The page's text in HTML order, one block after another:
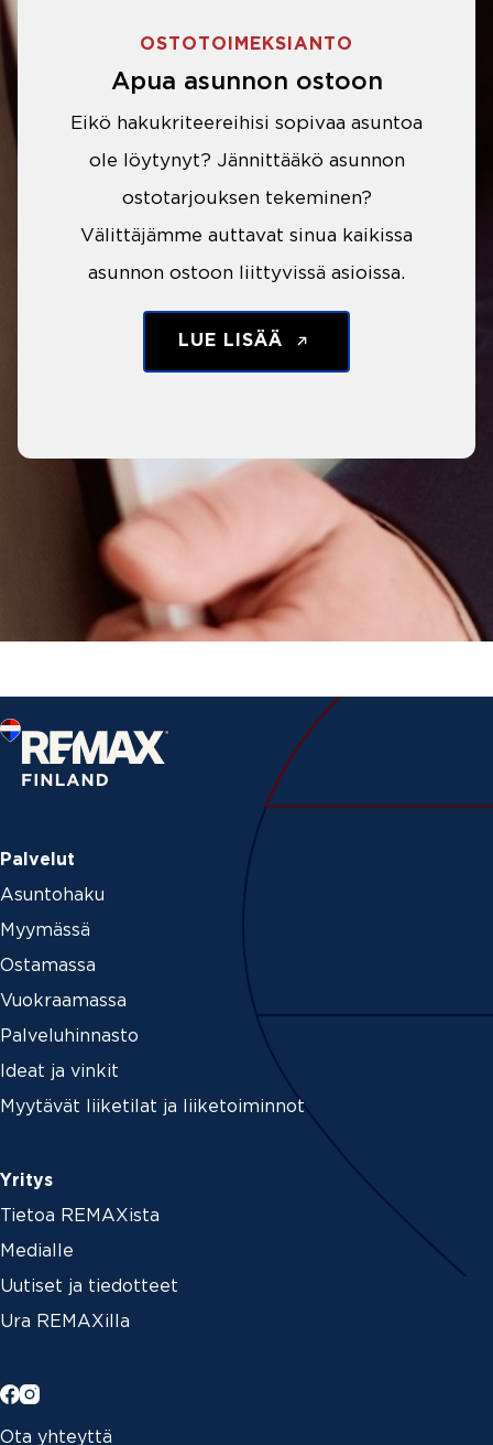
OSTOTOIMEKSIANTO
Apua asunnon ostoon
Eikö hakukriteereihisi sopivaa asuntoa
ole löytynyt? Jännittääkö asunnon
ostotarjouksen tekeminen?
Välittäjämme auttavat sinua kaikissa
asunnon ostoon liittyvissä asioissa.
LUE LISÄÄ
Palvelut
Asuntohaku
Myymässä
Ostamassa
Vuokraamassa
Palveluhinnasto
Ideat ja vinkit
Myytävät liiketilat ja liiketoiminnot
Yritys
Tietoa REMAXista
Medialle
Uutiset ja tiedotteet
Ura REMAXilla
Ota yhteyttä